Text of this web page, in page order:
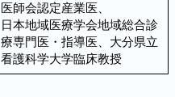
医師会認定産業医、
日本地域医療学会地域総合診
療専門医・指導医、大分県立
看護科学大学臨床教授